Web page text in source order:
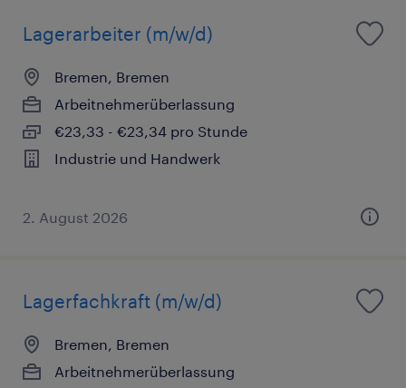
Lagerarbeiter (m/w/d)
Bremen, Bremen
Arbeitnehmerüberlassung
€23,33 - €23,34 pro Stunde
Industrie und Handwerk
2. August 2026
Lagerfachkraft (m/w/d)
Bremen, Bremen
Arbeitnehmerüberlassung